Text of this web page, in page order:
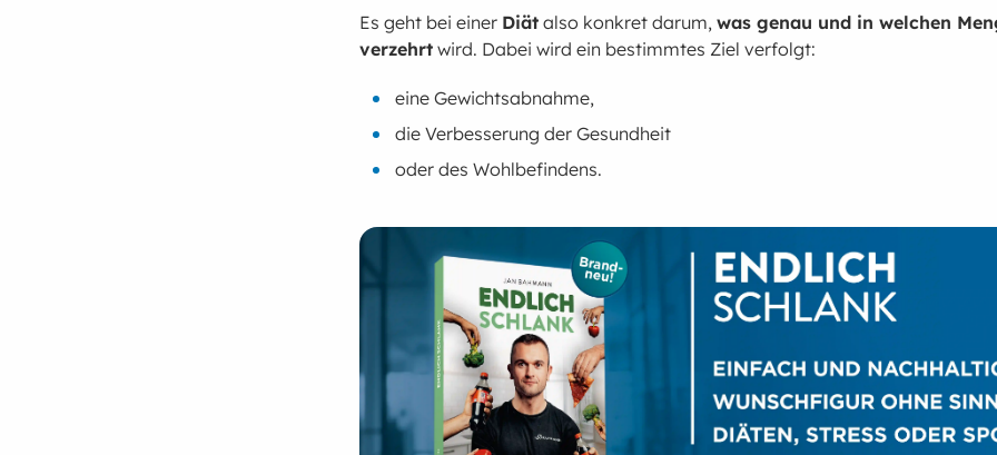
Es geht bei einer Diät also konkret darum,was genau und in welchen
verzehrt wird. Dabei wird ein bestimmtes Ziel verfolgt:
eine Gewichtsabnahme,
die Verbesserung der Gesundheit
oder des Wohlbefindens.